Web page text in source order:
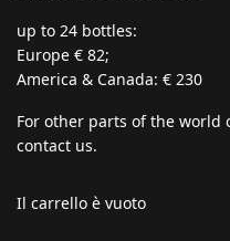
up to 24 bottles:
Europe € 82;
America & Canada: € 230
For other parts of the
contact us.
Il carrello è vuoto